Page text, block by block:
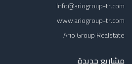
Info@ariogroup-tr.com
www.ariogroup-tr.com
Ario Group Realstate
مشاريع جديدة